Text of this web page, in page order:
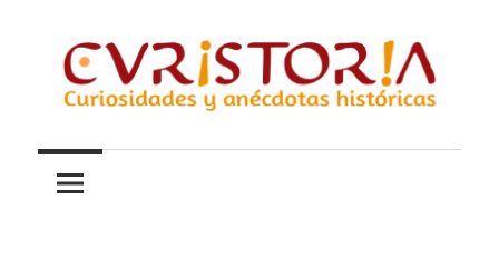
contenido
Curistoria
y
anécdotas